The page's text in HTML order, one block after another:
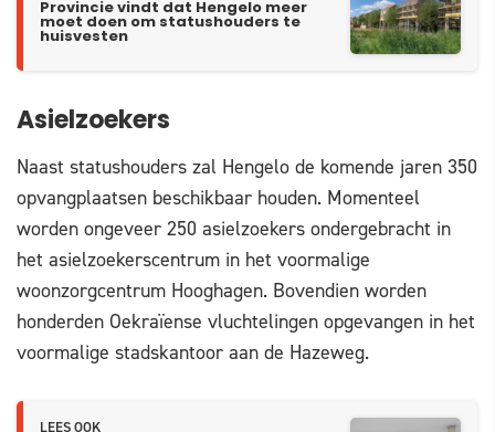
Provincie vindt dat Hengelo meer
moet doen om statushouders te
huisvesten
Asielzoekers
Naast statushouders zal Hengelo de komende jaren 350
opvangplaatsen beschikbaar houden. Momenteel
worden ongeveer 250 asielzoekers ondergebracht in
het asielzoekerscentrum in het voormalige
woonzorgcentrum Hooghagen. Bovendien worden
honderden Oekraïense vluchtelingen opgevangen in het
voormalige stadskantoor aan de Hazeweg.
LEES OOK